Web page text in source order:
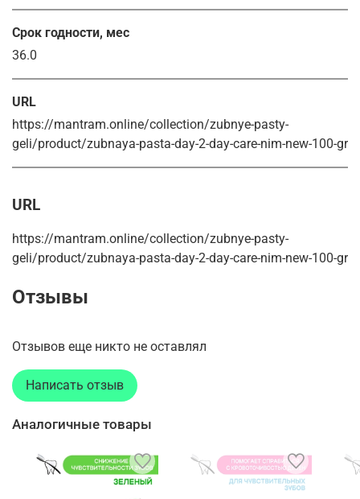
Срок годности, мес
36.0
URL
https://mantram.online/collection/zubnye-pasty-
geli/product/zubnaya-pasta-day-2-day-care-nim-new-100-gr
URL
https://mantram.online/collection/zubnye-pasty-
geli/product/zubnaya-pasta-day-2-day-care-nim-new-100-gr
Отзывы
Отзывов еще никто не оставлял
Написать отзыв
Аналогичные товары